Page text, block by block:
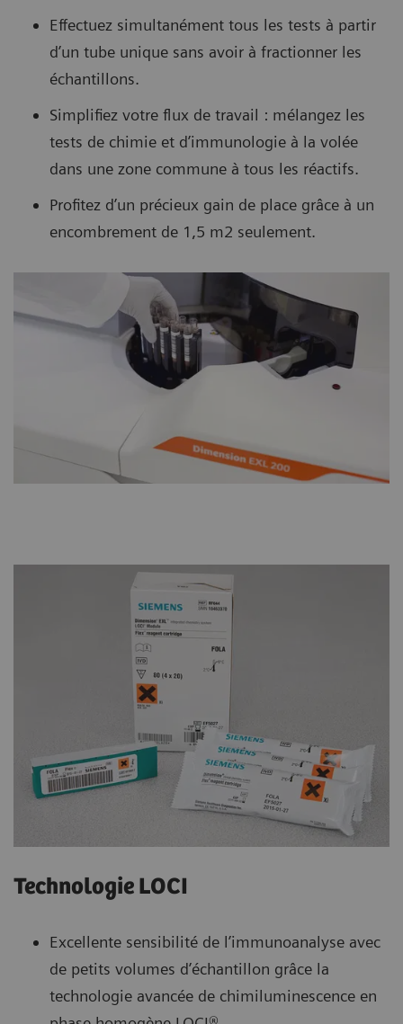
Effectuez simultanément tous les tests à partir
d’un tube unique sans avoir à fractionner les
échantillons.
Simplifiez votre flux de travail : mélangez les
tests de chimie et d’immunologie à la volée
dans une zone commune à tous les réactifs.
Profitez d’un précieux gain de place grâce à un
encombrement de 1,5 m2 seulement.
Technologie LOCI
Excellente sensibilité de l’immunoanalyse avec
de petits volumes d’échantillon grâce la
technologie avancée de chimiluminescence en